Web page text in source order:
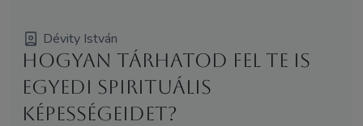
Dévity István
Hogyan tárhatod fel te is
egyedi spirituális
képességeidet?